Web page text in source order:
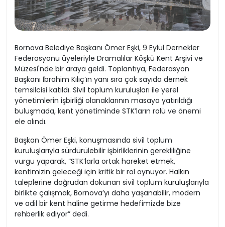
Bornova Belediye Başkanı Ömer Eşki, 9 Eylül Dernekler
Federasyonu üyeleriyle Dramalılar Köşkü Kent Arşivi ve
Müzesi'nde bir araya geldi. Toplantıya, Federasyon
Başkanı İbrahim Kılıç’ın yanı sıra çok sayıda dernek
temsilcisi katıldı. Sivil toplum kuruluşları ile yerel
yönetimlerin işbirliği olanaklarının masaya yatırıldığı
buluşmada, kent yönetiminde STK’ların rolü ve önemi
ele alındı.
Başkan Ömer Eşki, konuşmasında sivil toplum
kuruluşlarıyla sürdürülebilir işbirliklerinin gerekliliğine
vurgu yaparak, “STK’larla ortak hareket etmek,
kentimizin geleceği için kritik bir rol oynuyor. Halkın
taleplerine doğrudan dokunan sivil toplum kuruluşlarıyla
birlikte çalışmak, Bornova’yı daha yaşanabilir, modern
ve adil bir kent haline getirme hedefimizde bize
rehberlik ediyor” dedi.